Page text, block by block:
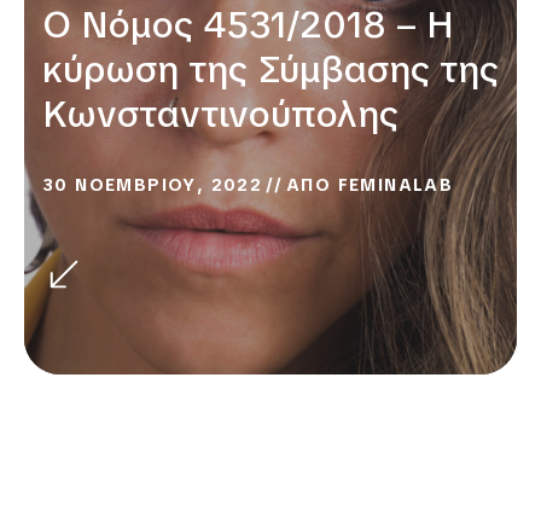
Ο Νόμος 4531/2018 – Η
κύρωση της Σύμβασης της
Κωνσταντινούπολης
30 ΝΟΕΜΒΡΙΟΥ, 2022 ΑΠΟ FEMINALAB